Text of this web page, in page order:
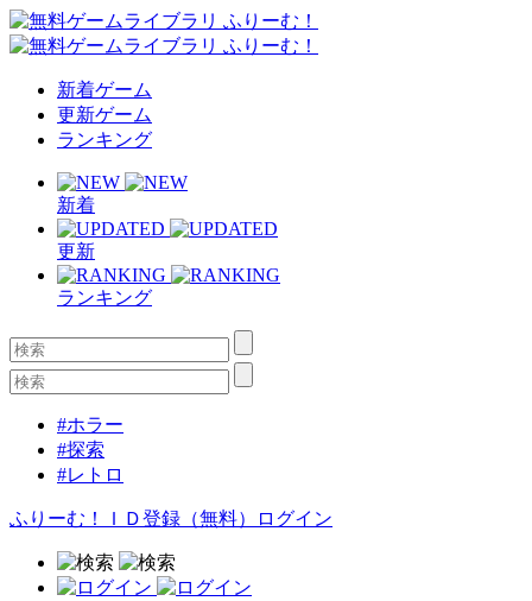
新着ゲーム
更新ゲーム
ランキング
新着
更新
ランキング
#ホラー
#探索
#レトロ
ふりーむ！ＩＤ登録（無料） ログイン